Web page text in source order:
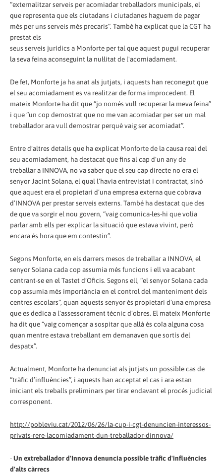
“externalitzar serveis per acomiadar treballadors municipals, el
que representa que els ciutadans i ciutadanes haguem de pagar
més per uns serveis més precaris”. També ha explicat que la CGT ha
prestat els
seus serveis jurídics a Monforte per tal que aquest pugui recuperar
la seva feina aconseguint la nul·litat de l'acomiadament.
De fet, Monforte ja ha anat als jutjats, i aquests han reconegut que
el seu acomiadament es va realitzar de forma improcedent. El
mateix Monforte ha dit que “jo només vull recuperar la meva feina”
i que “un cop demostrat que no me van acomiadar per ser un mal
treballador ara vull demostrar perquè vaig ser acomiadat”.
Entre d’altres detalls que ha explicat Monforte de la causa real del
seu acomiadament, ha destacat que fins al cap d’un any de
treballar a INNOVA, no va saber que el seu cap directe no era el
senyor Jacint Solana, el qual l’havia entrevistat i contractat, sinó
que aquest era el propietari d’una empresa externa que cobrava
d’INNOVA per prestar serveis externs. També ha destacat que des
de que va sorgir el nou govern, “vaig comunica-les-hi que volia
parlar amb ells per explicar la situació que estava vivint, però
encara és hora que em contestin”.
Segons Monforte, en els darrers mesos de treballar a INNOVA, el
senyor Solana cada cop assumia més funcions i ell va acabant
centrant-se en el Tastet d’Oficis. Segons ell, “el senyor Solana cada
cop assumia més importància en el control del manteniment dels
centres escolars”, quan aquests senyor és propietari d’una empresa
que es dedica a l’assessorament tècnic d’obres. El mateix Monforte
ha dit que “vaig començar a sospitar que allà és coïa alguna cosa
quan mentre estava treballant em demanaven que sortís del
despatx”.
Actualment, Monforte ha denunciat als jutjats un possible cas de
“tràfic d’influències”, i aquests han acceptat el cas i ara estan
iniciant els treballs preliminars per tirar endavant el procés judicial
corresponent.
http://pobleviu.cat/2012/06/26/la-cup-i-cgt-denuncien-interessos-
privats-rere-lacomiadament-dun-treballador-dinnova/
-Un extreballador d'Innova denuncia possible tràfic d'influències
d'alts càrrecs